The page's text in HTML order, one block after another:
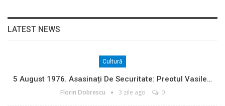
LATEST NEWS
Cultură
5 August 1976. Asasinați De Securitate: Preotul Vasile…
Florin Dobrescu 3 zile ago 0